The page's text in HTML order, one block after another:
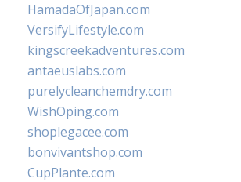
HamadaOfJapan.com
VersifyLifestyle.com
kingscreekadventures.com
antaeuslabs.com
purelycleanchemdry.com
WishOping.com
shoplegacee.com
bonvivantshop.com
CupPlante.com